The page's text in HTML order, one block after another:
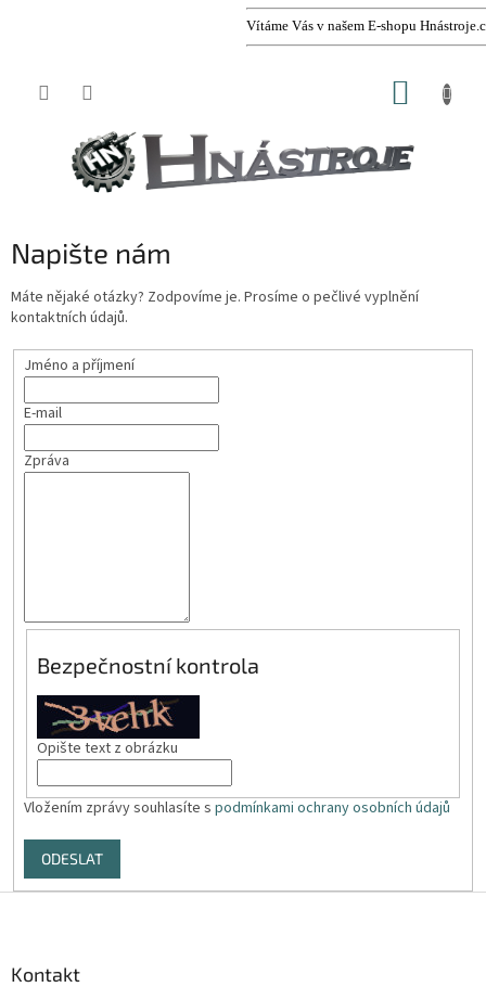
Vítáme Vás v našem E-shopu Hnástroje.cz
Napište nám
Máte nějaké otázky? Zodpovíme je. Prosíme o pečlivé vyplnění
kontaktních údajů.
Jméno a příjmení
E-mail
Zpráva
Bezpečnostní kontrola
Opište text z obrázku
Vložením zprávy souhlasíte s podmínkami ochrany osobních údajů
ODESLAT
Kontakt